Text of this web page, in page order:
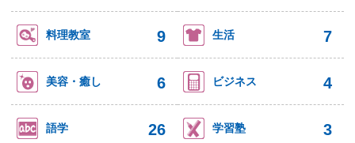
料理教室 9 生活 7
美容・癒し 6 ビジネス 4
語学 26 学習塾 3